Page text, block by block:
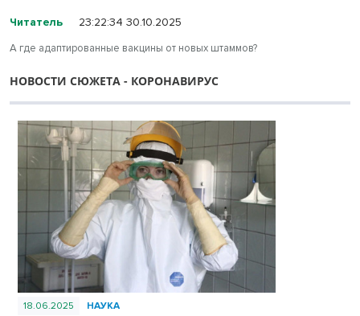
Читатель 23:22:34 30.10.2025
А где адаптированные вакцины от новых штаммов?
НОВОСТИ СЮЖЕТА - КОРОНАВИРУС
18.06.2025 НАУКА